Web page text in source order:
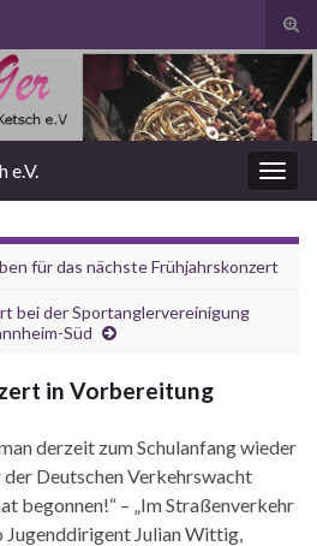
e.V.
für das nächste Frühjahrskonzert
bei der Sportanglervereinigung
Süd
in Vorbereitung
derzeit zum Schulanfang wieder
Deutschen Verkehrswacht
begonnen!“ – „Im Straßenverkehr
Jugenddirigent Julian Wittig,